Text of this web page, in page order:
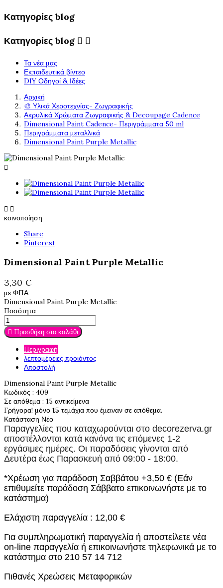
Κατηγορίες blog
Κατηγορίες blog  
Τα νέα μας
Εκπαιδευτικά βίντεο
DIY Οδηγοί & Ιδέες
Αρχική
🎨 Υλικά Χεροτεχνίας- Ζωγραφικής
Ακρυλικά Χρώματα Ζωγραφικής & Decoupage Cadence
Dimensional Paint Cadence- Περιγράμματα 50 ml
Περιγράμματα μεταλλικά
Dimensional Paint Purple Metallic

 
κοινοποίηση
Share
Pinterest
Dimensional Paint Purple Metallic
3,30 €
με ΦΠΑ
Dimensional Paint Purple Metallic
Ποσότητα
 Προσθήκη στο καλάθι
Περιγραφή
λεπτομέρειες προιόντος
Αποστολή
Dimensional Paint Purple Metallic
Κωδικός : 409
Σε απόθεμα : 15 αντικείμενα
Γρήγορα! μόνο 15 τεμάχια που έμειναν σε απόθεμα.
Κατάσταση Νέο
Παραγγελίες που καταχωρούνται στο decorezerva.gr
αποστέλλονται κατά κανόνα τις επόμενες 1-2
εργάσιμες ημέρες. Οι παραδόσεις γίνονται από
Δευτέρα έως Παρασκευή από 09:00 - 18:00.
*Χρέωση για παράδοση Σαββάτου +3,50 € (Εάν
επιθυμείτε παράδοση Σάββατο επικοινωνήστε με το
κατάστημα)
Ελάχιστη παραγγελία : 12,00 €
Για συμπληρωματική παραγγελία ή αποστείλετε νέα
on-line παραγγελία ή επικοινωνήστε τηλεφωνικά με το
κατάστημα στο 210 57 14 712
Πιθανές Χρεώσεις Μεταφορικών